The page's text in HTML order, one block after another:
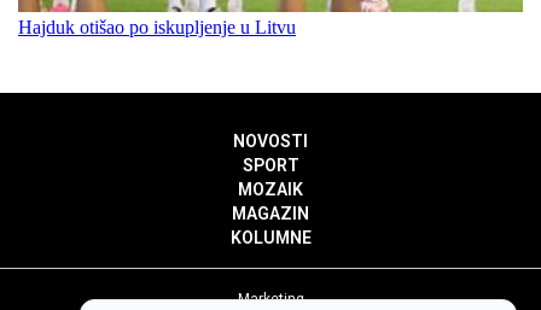
Hajduk otišao po iskupljenje u Litvu
NOVOSTI
SPORT
MOZAIK
MAGAZIN
KOLUMNE
Marketing